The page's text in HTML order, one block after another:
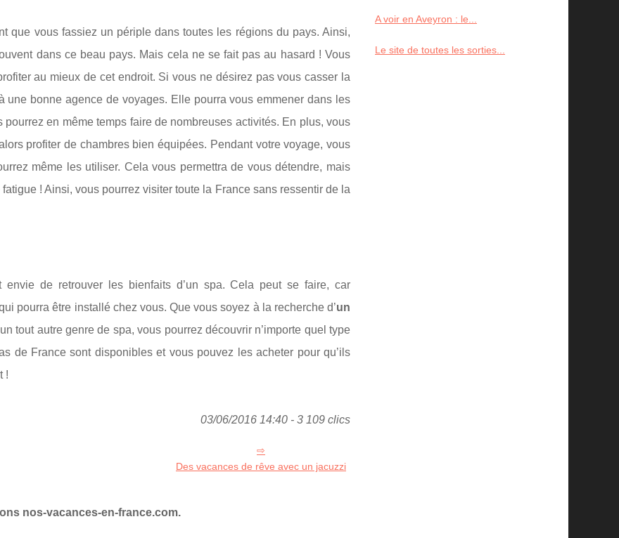
que vous fassiez un périple dans toutes les régions du pays. Ainsi,
dans ce beau pays. Mais cela ne se fait pas au hasard ! Vous
au mieux de cet endroit. Si vous ne désirez pas vous casser la
bonne agence de voyages. Elle pourra vous emmener dans les
en même temps faire de nombreuses activités. En plus, vous
profiter de chambres bien équipées. Pendant votre voyage, vous
même les utiliser. Cela vous permettra de vous détendre, mais
! Ainsi, vous pourrez visiter toute la France sans ressentir de la
de retrouver les bienfaits d’un spa. Cela peut se faire, car
pourra être installé chez vous. Que vous soyez à la recherche d’un
tout autre genre de spa, vous pourrez découvrir n’importe quel type
de France sont disponibles et vous pouvez les acheter pour qu’ils
!
03/06/2016 14:40 - 3 109 clics
Des vacances de rêve avec un jacuzzi
nos-vacances-en-france.com.
A voir en Aveyron : le...
Le site de toutes les sorties...